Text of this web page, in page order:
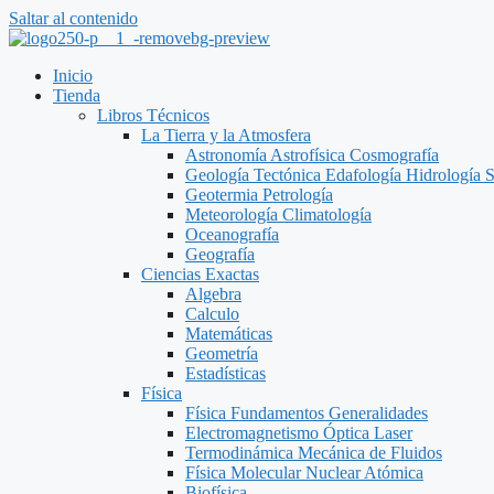
Saltar al contenido
Inicio
Tienda
Libros Técnicos
La Tierra y la Atmosfera
Astronomía Astrofísica Cosmografía
Geología Tectónica Edafología Hidrología
Geotermia Petrología
Meteorología Climatología
Oceanografía
Geografía
Ciencias Exactas
Algebra
Calculo
Matemáticas
Geometría
Estadísticas
Física
Física Fundamentos Generalidades
Electromagnetismo Óptica Laser
Termodinámica Mecánica de Fluidos
Física Molecular Nuclear Atómica